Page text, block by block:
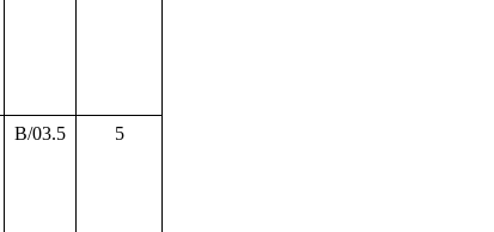
B/03.5 5